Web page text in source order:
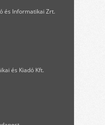
és Informatikai Zrt.
és Kiadó Kft.